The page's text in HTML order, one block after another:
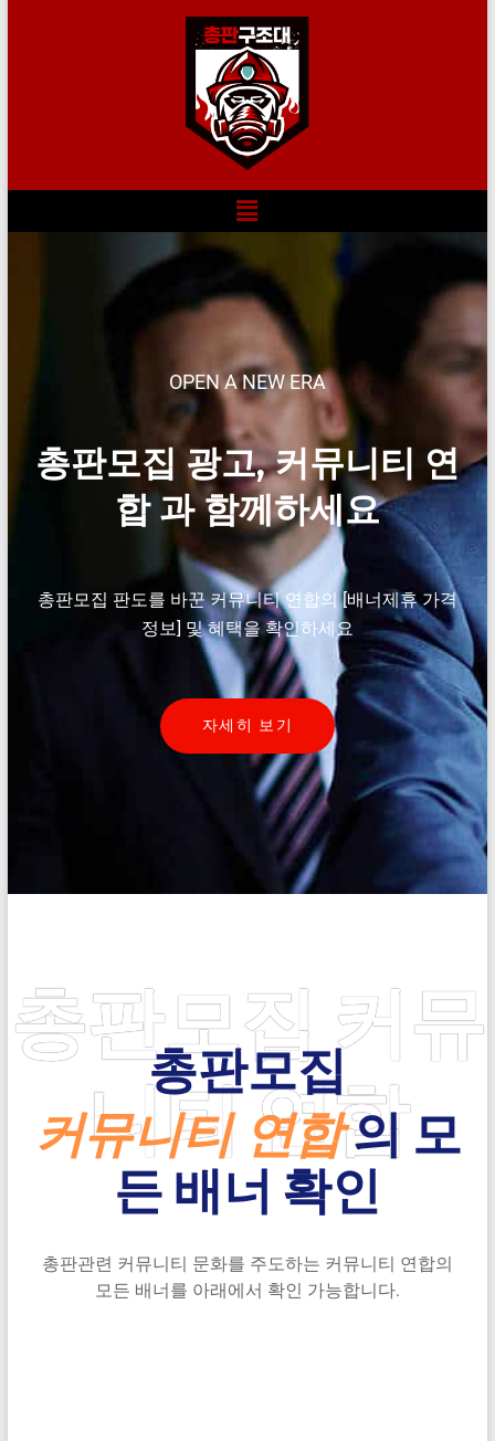
OPEN A NEW ERA
총판모집 광고, 커뮤니티 연
합 과 함께하세요
총판모집 판도를 바꾼 커뮤니티 연합의 [배너제휴 가격
정보] 및 혜택을 확인하세요
자세히 보기
총판모집 커뮤
니티 연합
총판모집
커뮤니티 연합의 모
든 배너 확인
총판관련 커뮤니티 문화를 주도하는 커뮤니티 연합의
모든 배너를 아래에서 확인 가능합니다.